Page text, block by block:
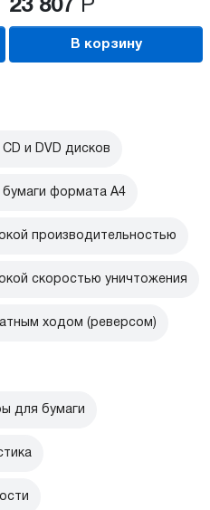
23 807 Р
В корзину
и DVD дисков
формата А4
производительностью
скоростью уничтожения
ходом (реверсом)
для бумаги